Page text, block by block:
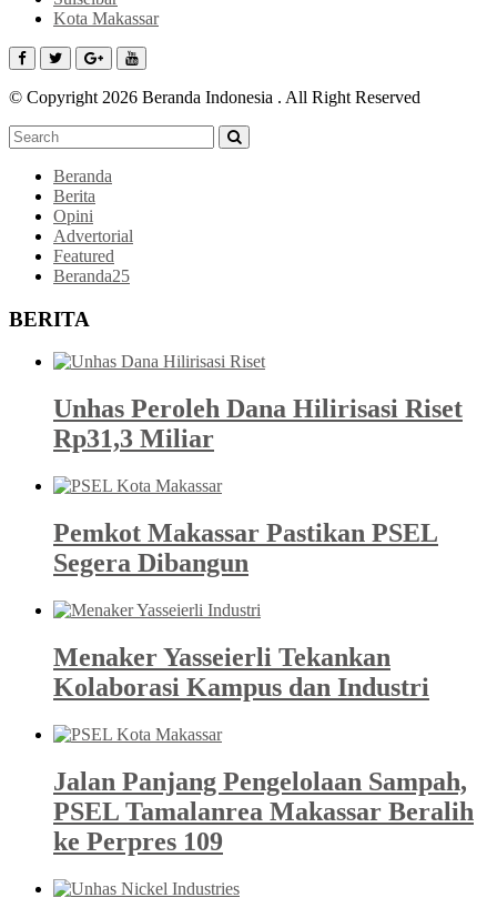
Kota Makassar
© Copyright 2026 Beranda Indonesia . All Right Reserved
Beranda
Berita
Opini
Advertorial
Featured
Beranda25
BERITA
Unhas Peroleh Dana Hilirisasi Riset
Rp31,3 Miliar
Pemkot Makassar Pastikan PSEL
Segera Dibangun
Menaker Yasseierli Tekankan
Kolaborasi Kampus dan Industri
Jalan Panjang Pengelolaan Sampah,
PSEL Tamalanrea Makassar Beralih
ke Perpres 109